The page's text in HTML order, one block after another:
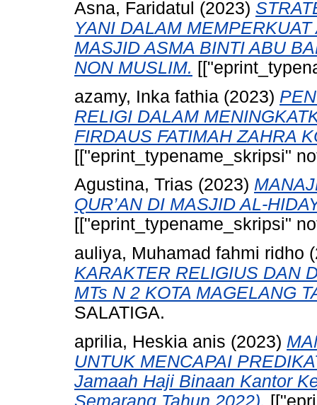
Asna, Faridatul (2023)
YANI DALAM
MASJID ASMA BINTI ABU
NON MUSLIM.
azamy, Inka fathia (2023)
RELIGI DALAM
FIRDAUS FATIMAH ZAHRA
[["eprint_typename_skripsi"
Agustina, Trias (2023)
QUR’AN DI MASJID AL-
[["eprint_typename_skripsi"
auliya, Muhamad fahmi ridho
KARAKTER RELIGIUS DAN
MTs N 2 KOTA MAGELANG
SALATIGA.
aprilia, Heskia anis (2023)
UNTUK MENCAPAI
Jamaah Haji Binaan Kantor
Semarang Tahun 2022).